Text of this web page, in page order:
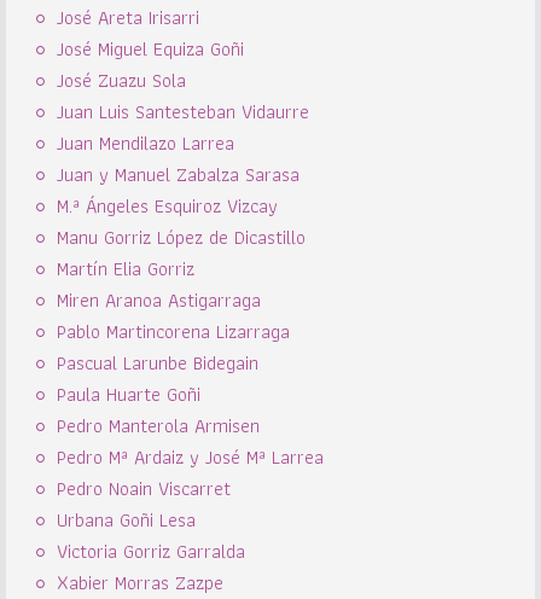
José Areta Irisarri
José Miguel Equiza Goñi
José Zuazu Sola
Juan Luis Santesteban Vidaurre
Juan Mendilazo Larrea
Juan y Manuel Zabalza Sarasa
M.ª Ángeles Esquiroz Vizcay
Manu Gorriz López de Dicastillo
Martín Elia Gorriz
Miren Aranoa Astigarraga
Pablo Martincorena Lizarraga
Pascual Larunbe Bidegain
Paula Huarte Goñi
Pedro Manterola Armisen
Pedro Mª Ardaiz y José Mª Larrea
Pedro Noain Viscarret
Urbana Goñi Lesa
Victoria Gorriz Garralda
Xabier Morras Zazpe